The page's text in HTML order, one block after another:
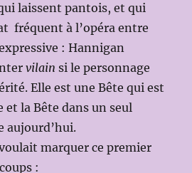
laissent pantois, et qui
fréquent à l’opéra entre
: Hannigan
vilain si le personnage
Elle est une Bête qui est
et la Bête dans un seul
aujourd’hui.
marquer ce premier
: